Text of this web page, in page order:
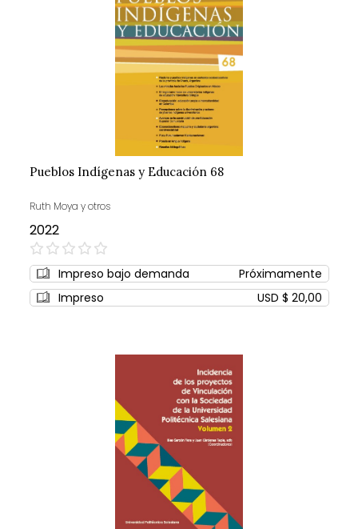
Pueblos Indígenas y Educación 68
Ruth Moya y otros
2022
0%
Impreso bajo demanda
Próximamente
Impreso
USD $ 20,00